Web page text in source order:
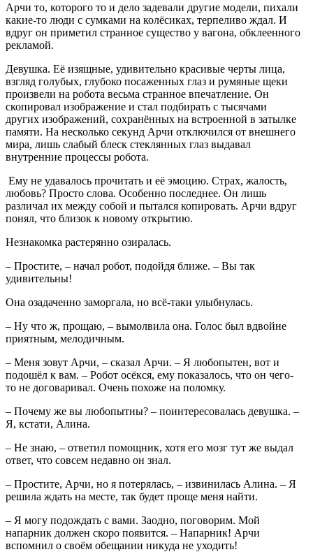
Арчи то, которого то и дело задевали другие модели, пихали
какие-то люди с сумками на колёсиках, терпеливо ждал. И
вдруг он приметил странное существо у вагона, обклеенного
рекламой.
Девушка. Её изящные, удивительно красивые черты лица,
взгляд голубых, глубоко посаженных глаз и румяные щеки
произвели на робота весьма странное впечатление. Он
скопировал изображение и стал подбирать с тысячами
других изображений, сохранённых на встроенной в затылке
памяти. На несколько секунд Арчи отключился от внешнего
мира, лишь слабый блеск стеклянных глаз выдавал
внутренние процессы робота.
Ему не удавалось прочитать и её эмоцию. Страх, жалость,
любовь? Просто слова. Особенно последнее. Он лишь
различал их между собой и пытался копировать. Арчи вдруг
понял, что близок к новому открытию.
Незнакомка растерянно озиралась.
– Простите, – начал робот, подойдя ближе. – Вы так
удивительны!
Она озадаченно заморгала, но всё-таки улыбнулась.
– Ну что ж, прощаю, – вымолвила она. Голос был вдвойне
приятным, мелодичным.
– Меня зовут Арчи, – сказал Арчи. – Я любопытен, вот и
подошёл к вам. – Робот осёкся, ему показалось, что он чего-
то не договаривал. Очень похоже на поломку.
– Почему же вы любопытны? – поинтересовалась девушка. –
Я, кстати, Алина.
– Не знаю, – ответил помощник, хотя его мозг тут же выдал
ответ, что совсем недавно он знал.
– Простите, Арчи, но я потерялась, – извинилась Алина. – Я
решила ждать на месте, так будет проще меня найти.
– Я могу подождать с вами. Заодно, поговорим. Мой
напарник должен скоро появится. – Напарник! Арчи
вспомнил о своём обещании никуда не уходить!